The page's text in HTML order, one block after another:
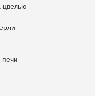
цвелью
печи